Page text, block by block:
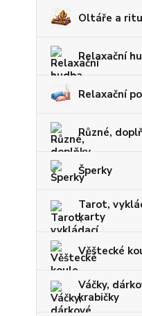
Oltáře a
Relaxační
Relaxační
Různé,
Šperky
Tarot,
karty
Věštecké
Váčky,
krabičky